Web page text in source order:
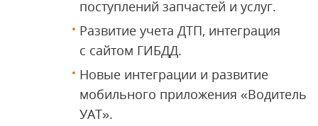
поступлений запчастей и услуг.
Развитие учета ДТП, интеграция
с сайтом ГИБДД.
Новые интеграции и развитие
мобильного приложения «Водитель
УАТ».